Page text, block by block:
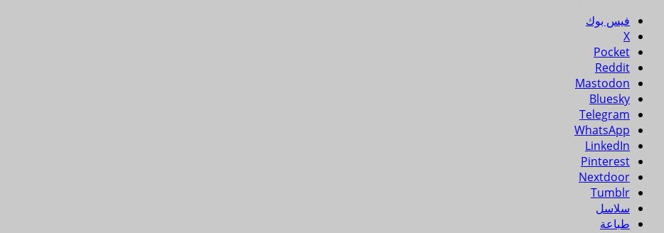
فيس بوك
X
Pocket
Reddit
Mastodon
Bluesky
Telegram
WhatsApp
LinkedIn
Pinterest
Nextdoor
Tumblr
سلاسل
طباعة